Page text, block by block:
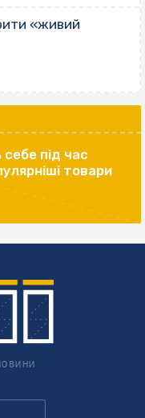
«живий
під час
товари